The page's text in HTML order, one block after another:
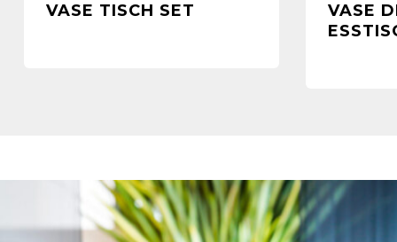
VASE TISCH SET
VASE